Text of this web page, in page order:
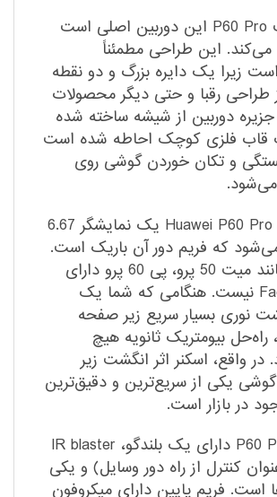
در نمای پشت P60 Pro این دوربین اصلی است
این طراحی مطمئناً
زیرا یک دایره بزرگ و دو نقطه
طراحی رقبا و حتی دیگر محصولات
دوربین از شیشه ساخته شده
قاب فلزی کوچک احاطه شده است
و تکان خوردن گوشی روی
در نمای روبرو Huawei P60 Pro یک نمایشگر 6.67
که فریم دور آن باریک است.
خوشبختانه مانند میت 50 پرو، پی 60 پرو دارای
سیستم Face ID نیست. هنگامی که شما یک
نوری بسیار سریع زیر صفحه
راه‌حل بیومتریک ثانویه هیچ
در واقع، اسکنر اثر انگشت زیر
یکی از سریع‌ترین و دقیق‌ترین
در بازار است.
فریم بالای P60 Pro دارای یک بلندگو، IR blaster
کنترل از راه دور وسایل) و یکی
است. فریم پایین دارای میکروفون